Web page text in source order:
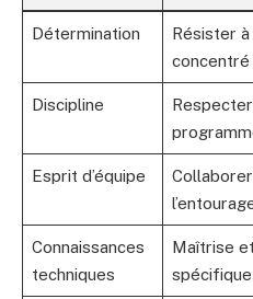
Détermination
Résister
Discipline
Esprit d’équipe
Connaissances
techniques
Maîtrise
spécifique